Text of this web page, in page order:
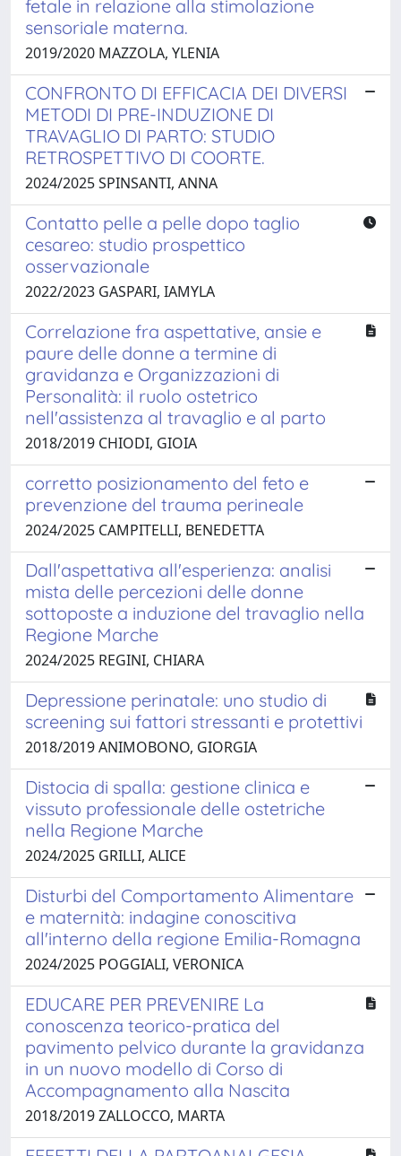
fetale in relazione alla stimolazione
sensoriale materna.
2019/2020 MAZZOLA, YLENIA
CONFRONTO DI EFFICACIA DEI DIVERSI
METODI DI PRE-INDUZIONE DI
TRAVAGLIO DI PARTO: STUDIO
RETROSPETTIVO DI COORTE.
2024/2025 SPINSANTI, ANNA
Contatto pelle a pelle dopo taglio
cesareo: studio prospettico
osservazionale
2022/2023 GASPARI, IAMYLA
Correlazione fra aspettative, ansie e
paure delle donne a termine di
gravidanza e Organizzazioni di
Personalità: il ruolo ostetrico
nell'assistenza al travaglio e al parto
2018/2019 CHIODI, GIOIA
corretto posizionamento del feto e
prevenzione del trauma perineale
2024/2025 CAMPITELLI, BENEDETTA
Dall'aspettativa all'esperienza: analisi
mista delle percezioni delle donne
sottoposte a induzione del travaglio nella
Regione Marche
2024/2025 REGINI, CHIARA
Depressione perinatale: uno studio di
screening sui fattori stressanti e protettivi
2018/2019 ANIMOBONO, GIORGIA
Distocia di spalla: gestione clinica e
vissuto professionale delle ostetriche
nella Regione Marche
2024/2025 GRILLI, ALICE
Disturbi del Comportamento Alimentare
e maternità: indagine conoscitiva
all'interno della regione Emilia-Romagna
2024/2025 POGGIALI, VERONICA
EDUCARE PER PREVENIRE La
conoscenza teorico-pratica del
pavimento pelvico durante la gravidanza
in un nuovo modello di Corso di
Accompagnamento alla Nascita
2018/2019 ZALLOCCO, MARTA